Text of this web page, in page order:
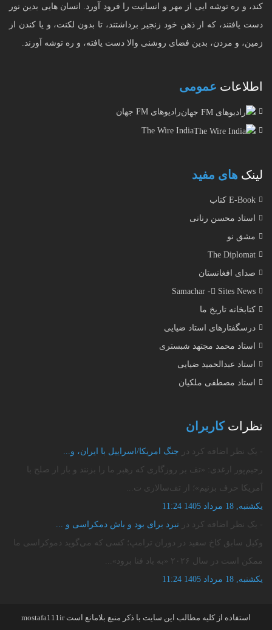
کند، و ره توشه ایی از مهر و انسانیت را فرود آورد. انسان هایی بدین نور
دست یافتند، که از ذهن خود زنجیر برداشتند، تا بدون لکنت، و یا کندن از
زمین، و مردن، بدین فضای روشنی والا دست یافته، و ره توشه آورند.
اطلاعات عمومی
رادیوهای FM جهان
The Wire India
لینک های مفید
E-Book کتاب
استاد محسن رنانی
مشق نو
The Diplomat
صدای افغانستان
Samachar - ُSites News
کتابخانه تاریخ ما
درسگفتارهای استاد ضیایی
استاد محمد مجتهد شبستری
استاد عبدالحمید ضیایی
استاد مصطفی ملکیان
نظرات کاربران
- یک نظر اضافه کرد در جنگ امریکا/اسراییل با ایران، و...
رحیم‌پور ازغدی: «تف بر روزگاری که رهبر ما را بزنند و باز از صلح با
آمریکا حرف بزنیم»؛ از تف‌سالاری ت...
یکشنبه, 18 مرداد 1405 11:24
- یک نظر اضافه کرد در نبرد برای بود و باش دمکراسی و ...
وکیل سابق کاخ سفید در دوران ترامپ؛ کسی که می‌گوید دموکراسی ما
ممکن است در سال ۲۰۲۶ «به باد فنا برود»...
یکشنبه, 18 مرداد 1405 11:24
استفاده از کلیه مطالب این سایت با ذکر منبع بلامانع استmostafa111ir